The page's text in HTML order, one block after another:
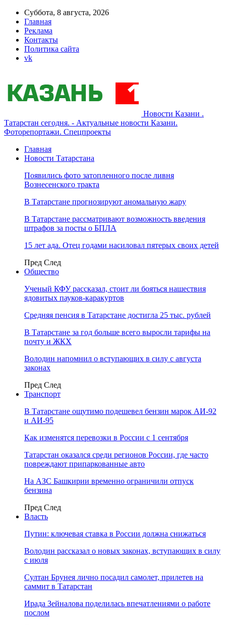
Суббота, 8 августа, 2026
Главная
Реклама
Контакты
Политика сайта
vk
Новости Казани .
Татарстан сегодня. - Актуальные новости Казани.
Фоторепортажи. Спецпроекты
Главная
Новости Татарстана
Появились фото затопленного после ливня
Вознесенского тракта
В Татарстане прогнозируют аномальную жару
В Татарстане рассматривают возможность введения
штрафов за посты о БПЛА
15 лет ада. Отец годами насиловал пятерых своих детей
Пред След
Общество
Ученый КФУ рассказал, стоит ли бояться нашествия
ядовитых пауков-каракуртов
Средняя пенсия в Татарстане достигла 25 тыс. рублей
В Татарстане за год больше всего выросли тарифы на
почту и ЖКХ
Володин напомнил о вступающих в силу с августа
законах
Пред След
Транспорт
В Татарстане ощутимо подешевел бензин марок АИ-92
и АИ-95
Как изменятся перевозки в России с 1 сентября
Татарстан оказался среди регионов России, где часто
повреждают припаркованные авто
На АЗС Башкирии временно ограничили отпуск
бензина
Пред След
Власть
Путин: ключевая ставка в России должна снижаться
Володин рассказал о новых законах, вступающих в силу
с июля
Султан Брунея лично посадил самолет, прилетев на
саммит в Татарстан
Ирада Зейналова поделилась впечатлениями о работе
послом